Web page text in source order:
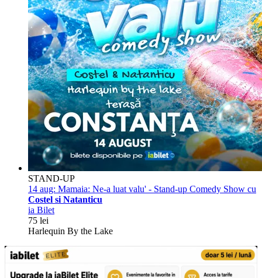
STAND-UP
14 aug: Mamaia: Ne-a luat valu' - Stand-up Comedy Show cu
Costel si Natanticu
ia Bilet
75 lei
Harlequin By the Lake